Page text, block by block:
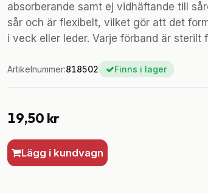
absorberande samt ej vidhäftande till
sår och är flexibelt, vilket gör att det
i veck eller leder. Varje förband är sterilt
Artikelnummer:818502 Finns i lager
19,50 kr
Lägg i kundvagn